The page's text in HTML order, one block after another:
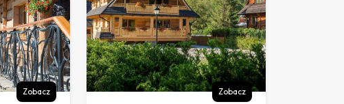
Zobacz Zobacz